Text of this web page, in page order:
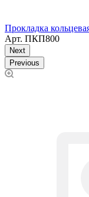
Прокладка
Арт. ПКП800
Next
Previous